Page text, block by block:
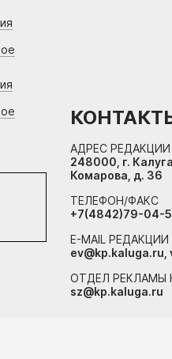
АДРЕС РЕДАКЦИИ
248000, г.
Комарова, д. 36
ТЕЛЕФОН/ФАКС
+7(4842)79-04-
E-MAIL РЕДАКЦИИ
ev@kp.kaluga.ru,
ОТДЕЛ РЕКЛАМЫ
sz@kp.kaluga.ru